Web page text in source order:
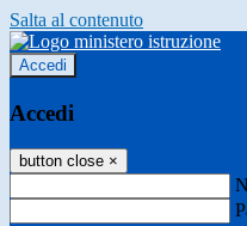
Salta al contenuto
Accedi
Accedi
button close ×